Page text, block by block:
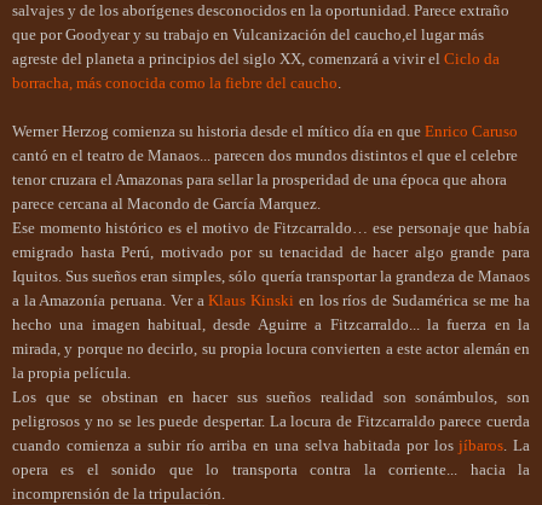
salvajes y de los aborígenes desconocidos en la oportunidad. Parece extraño
que por Goodyear y su trabajo en Vulcanización del caucho,el lugar más
agreste del planeta a principios del siglo XX, comenzará a vivir el Ciclo da
borracha, más conocida como la fiebre del caucho.
Werner Herzog comienza su historia desde el mítico día en que Enrico Caruso
cantó en el teatro de Manaos... parecen dos mundos distintos el que el celebre
tenor cruzara el Amazonas para sellar la prosperidad de una época que ahora
parece cercana al Macondo de García Marquez.
Ese momento histórico es el motivo de Fitzcarraldo… ese personaje que había
emigrado hasta Perú, motivado por su tenacidad de hacer algo grande para
Iquitos. Sus sueños eran simples, sólo quería transportar la grandeza de Manaos
a la Amazonía peruana. Ver aKlaus Kinski en los ríos de Sudamérica se me ha
hecho una imagen habitual, desde Aguirre a Fitzcarraldo... la fuerza en la
mirada, y porque no decirlo, su propia locura convierten a este actor alemán en
la propia película.
Los que se obstinan en hacer sus sueños realidad son sonámbulos, son
peligrosos y no se les puede despertar. La locura de Fitzcarraldo parece cuerda
cuando comienza a subir río arriba en una selva habitada por losjíbaros. La
opera es el sonido que lo transporta contra la corriente... hacia la
incomprensión de la tripulación.